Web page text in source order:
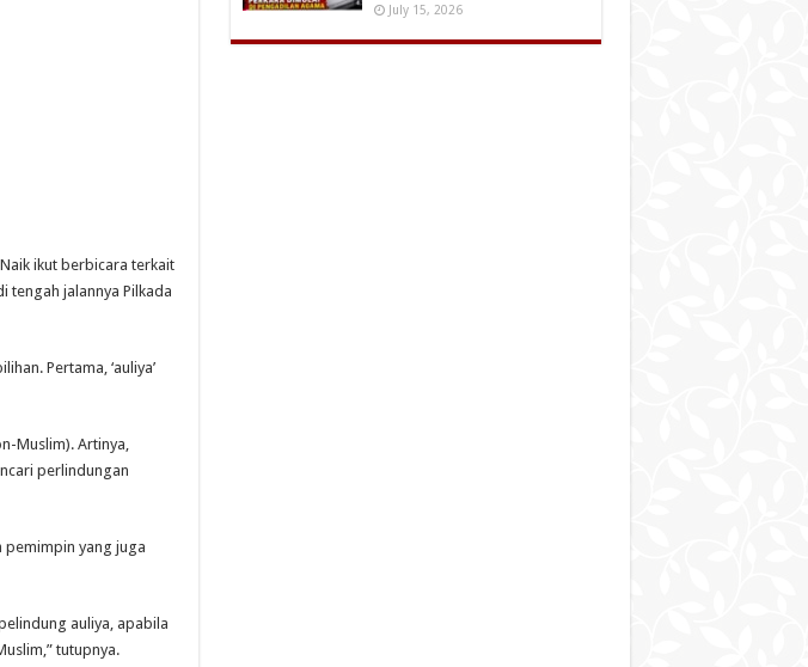
ikut berbicara terkait
tengah jalannya Pilkada
Pertama, ‘auliya’
Muslim). Artinya,
perlindungan
pemimpin yang juga
auliya, apabila
tutupnya.
July 15, 2026